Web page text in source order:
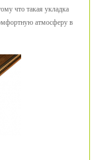
что такая укладка
атмосферу в